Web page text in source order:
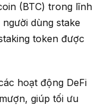
(BTC) trong lĩnh
dùng stake
token được
hoạt động DeFi
giúp tối ưu